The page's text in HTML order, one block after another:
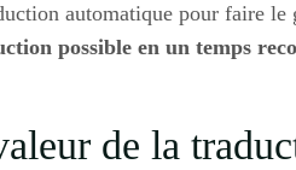
automatique pour faire
possible en un temps
de la